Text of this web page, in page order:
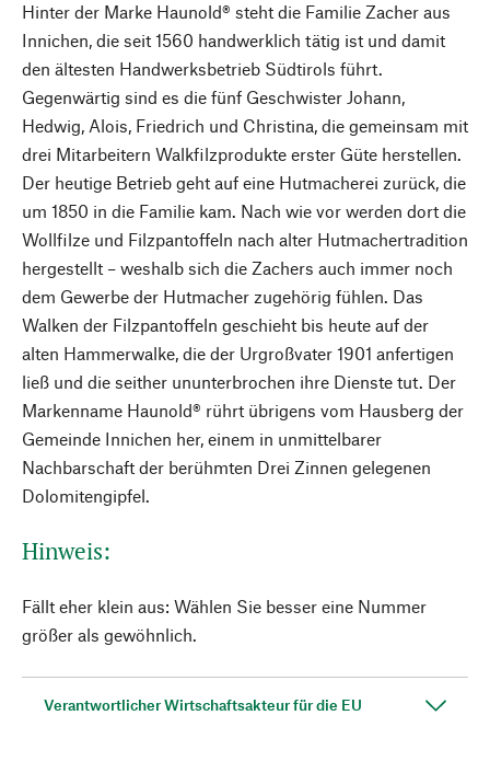
Hinter der Marke Haunold® steht die Familie Zacher aus
Innichen, die seit 1560 handwerklich tätig ist und damit
den ältesten Handwerksbetrieb Südtirols führt.
Gegenwärtig sind es die fünf Geschwister Johann,
Hedwig, Alois, Friedrich und Christina, die gemeinsam mit
drei Mitarbeitern Walkfilzprodukte erster Güte herstellen.
Der heutige Betrieb geht auf eine Hutmacherei zurück, die
um 1850 in die Familie kam. Nach wie vor werden dort die
Wollfilze und Filzpantoffeln nach alter Hutmachertradition
hergestellt – weshalb sich die Zachers auch immer noch
dem Gewerbe der Hutmacher zugehörig fühlen. Das
Walken der Filzpantoffeln geschieht bis heute auf der
alten Hammerwalke, die der Urgroßvater 1901 anfertigen
ließ und die seither ununterbrochen ihre Dienste tut. Der
Markenname Haunold® rührt übrigens vom Hausberg der
Gemeinde Innichen her, einem in unmittelbarer
Nachbarschaft der berühmten Drei Zinnen gelegenen
Dolomitengipfel.
Hinweis:
Fällt eher klein aus: Wählen Sie besser eine Nummer
größer als gewöhnlich.
Verantwortlicher Wirtschaftsakteur für die EU